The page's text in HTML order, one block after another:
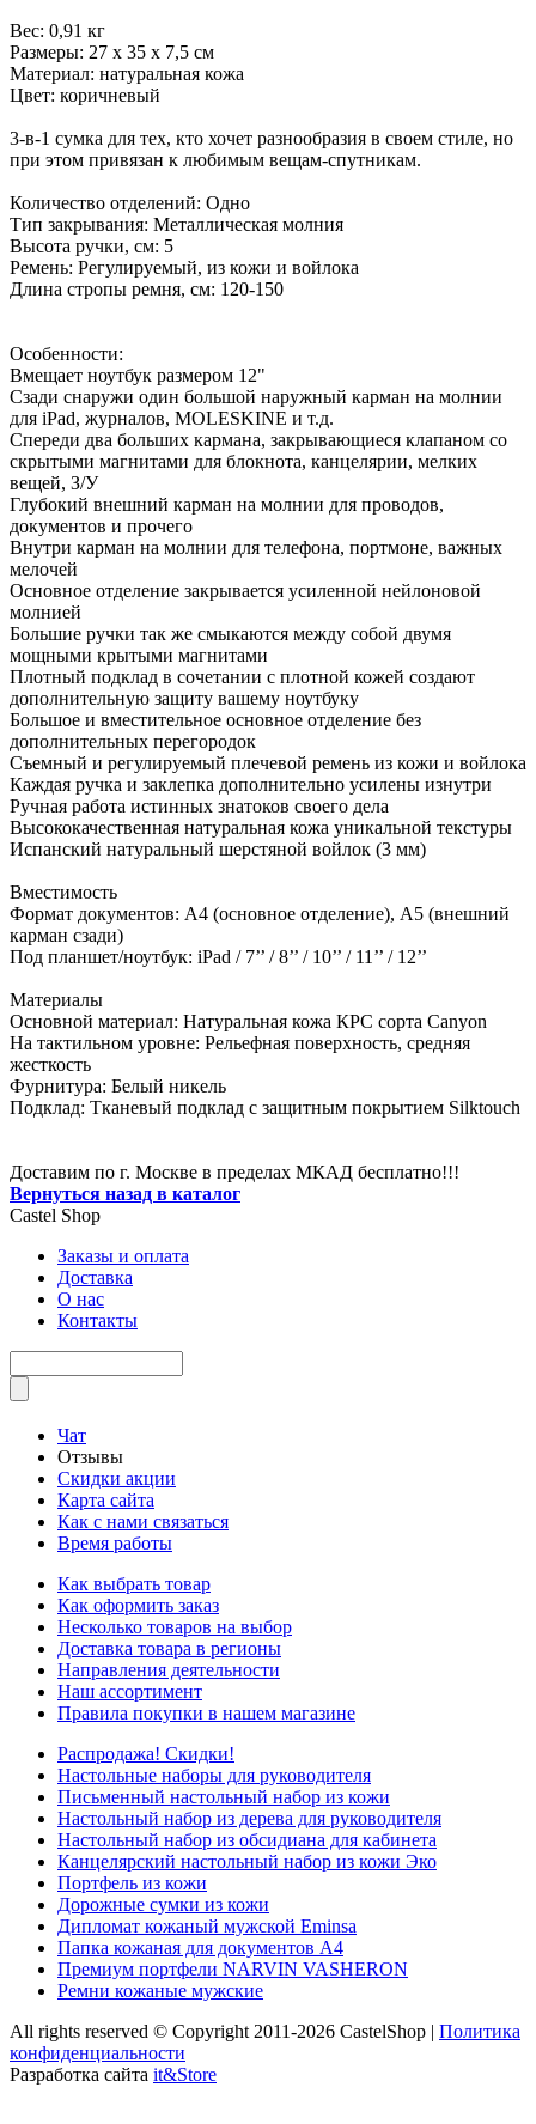
Вес: 0,91 кг
Размеры: 27 х 35 х 7,5 см
Материал: натуральная кожа
Цвет: коричневый
3-в-1 сумка для тех, кто хочет разнообразия в своем стиле, но
при этом привязан к любимым вещам-спутникам.
Количество отделений: Одно
Тип закрывания: Металлическая молния
Высота ручки, см: 5
Ремень: Регулируемый, из кожи и войлока
Длина стропы ремня, см: 120-150
Особенности:
Вмещает ноутбук размером 12"
Сзади снаружи один большой наружный карман на молнии
для iPad, журналов, MOLESKINE и т.д.
Спереди два больших кармана, закрывающиеся клапаном со
скрытыми магнитами для блокнота, канцелярии, мелких
вещей, З/У
Глубокий внешний карман на молнии для проводов,
документов и прочего
Внутри карман на молнии для телефона, портмоне, важных
мелочей
Основное отделение закрывается усиленной нейлоновой
молнией
Большие ручки так же смыкаются между собой двумя
мощными крытыми магнитами
Плотный подклад в сочетании с плотной кожей создают
дополнительную защиту вашему ноутбуку
Большое и вместительное основное отделение без
дополнительных перегородок
Съемный и регулируемый плечевой ремень из кожи и войлока
Каждая ручка и заклепка дополнительно усилены изнутри
Ручная работа истинных знатоков своего дела
Высококачественная натуральная кожа уникальной текстуры
Испанский натуральный шерстяной войлок (3 мм)
Вместимость
Формат документов: А4 (основное отделение), А5 (внешний
карман сзади)
Под планшет/ноутбук: iPad / 7’’ / 8’’ / 10’’ / 11’’ / 12’’
Материалы
Основной материал: Натуральная кожа КРС сорта Canyon
На тактильном уровне: Рельефная поверхность, средняя
жесткость
Фурнитура: Белый никель
Подклад: Тканевый подклад с защитным покрытием Silktouch
Доставим по г. Москве в пределах МКАД бесплатно!!!
Вернуться назад в каталог
Castel Shop
Заказы и оплата
Доставка
О нас
Контакты
Чат
Отзывы
Скидки акции
Карта сайта
Как с нами связаться
Время работы
Как выбрать товар
Как оформить заказ
Несколько товаров на выбор
Доставка товара в регионы
Направления деятельности
Наш ассортимент
Правила покупки в нашем магазине
Распродажа! Скидки!
Настольные наборы для руководителя
Письменный настольный набор из кожи
Настольный набор из дерева для руководителя
Настольный набор из обсидиана для кабинета
Канцелярский настольный набор из кожи Эко
Портфель из кожи
Дорожные сумки из кожи
Дипломат кожаный мужской Eminsa
Папка кожаная для документов А4
Премиум портфели NARVIN VASHERON
Ремни кожаные мужские
All rights reserved © Copyright 2011-2026 CastelShop | Политика
конфиденциальности
Разработка сайта it&Store